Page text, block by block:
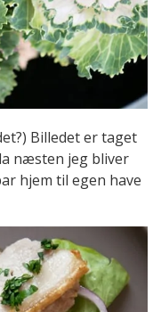
Billedet er taget
næsten jeg bliver
hjem til egen have